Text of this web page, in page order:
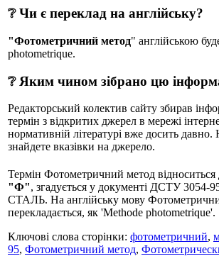
❔ Чи є переклад на англійську?
"Фотометричний метод" англійською
photometrique.
❔ Яким чином зібрано цю
Редакторський колектив сайту збирав
термін з відкритих джерел в мережі
нормативній літературі вже досить давно.
знайдете вказівки на джерело.
Термін Фотометричний метод відноситься
"Ф", згадується у документі ДСТУ
СТАЛЬ. На англійську мову
перекладається, як 'Methode photometrique'.
Ключові слова сторінки: фотометричний,
95, Фотометричний метод,